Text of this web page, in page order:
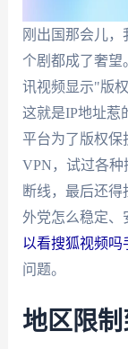
刚出国那会儿
个剧都成了奢望
讯视频显示"版
这就是IP地址惹
平台为了版权保
VPN，试过各种
断线，最后还
外党怎么稳定、
以看搜狐视频吗
问题。
地区限